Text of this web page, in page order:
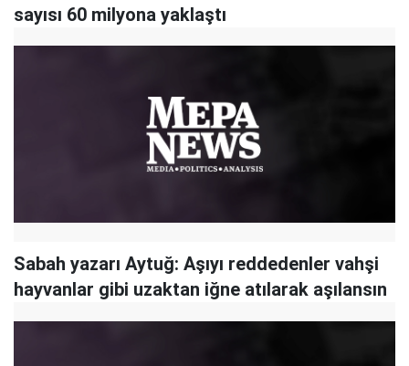
sayısı 60 milyona yaklaştı
Sabah yazarı Aytuğ: Aşıyı reddedenler vahşi
hayvanlar gibi uzaktan iğne atılarak aşılansın